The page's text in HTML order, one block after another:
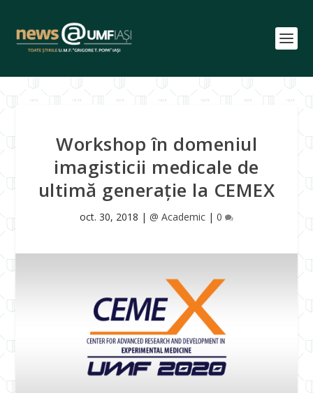
Workshop în domeniul
imagisticii medicale de
ultimă generație la CEMEX
oct. 30, 2018 | @ Academic | 0